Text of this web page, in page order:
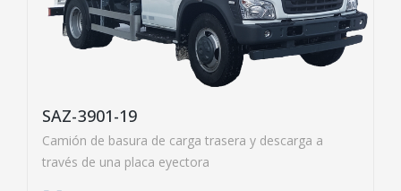
SAZ-3901-19
Camión de basura de carga trasera y descarga a
través de una placa eyectora